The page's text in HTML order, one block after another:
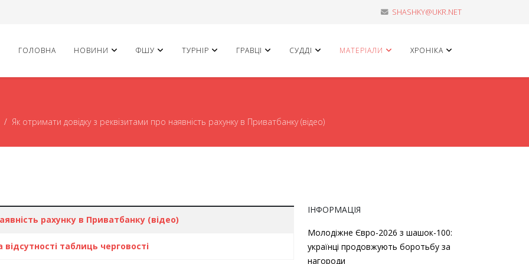
SHASHKY@UKR.NET
ГОЛОВНА НОВИНИ ФШУ ТУРНІР ГРАВЦІ СУДДІ МАТЕРІАЛИ ХРОНІКА
Як отримати довідку з реквізитами про наявність рахунку в Приватбанку (відео)
рахунку в Приватбанку (відео)
таблиць черговості
ІНФОРМАЦІЯ
Молодіжне Євро-2026 з шашок-100:
українці продовжують боротьбу за
нагороди